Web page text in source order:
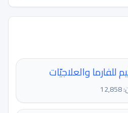
للفارما والعلاجيّات